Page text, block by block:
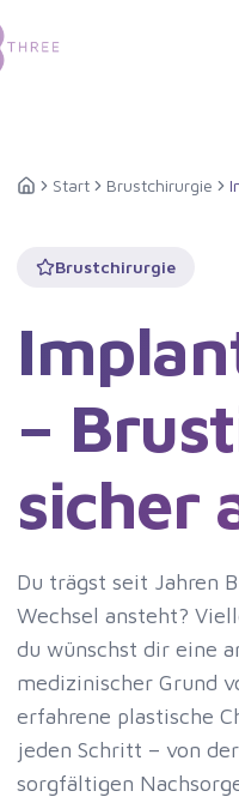
Startseite
Start Brustchirurgie
Brustchirurgie
–
sicher
Du trägst seit Jahren
Wechsel ansteht?
du wünschst dir eine
medizinischer Grund
erfahrene plastische
jeden Schritt – von
sorgfältigen